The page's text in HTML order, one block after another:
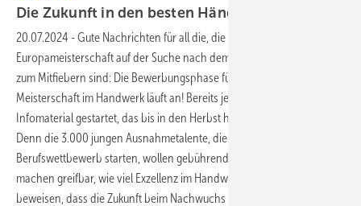
Die Zukunft in den besten Händen
20.07.2024 -Gute Nachrichten für all die, die nach der Fußball-
Europameisterschaft auf der Suche nach dem nächsten Großevent
zum Mitfiebern sind: Die Bewerbungsphase für die Deutsche
Meisterschaft im Handwerk läuft an! Bereits jetzt wird mit frischem
Infomaterial gestartet, das bis in den Herbst hinein erweitert wird.
Denn die 3.000 jungen Ausnahmetalente, die in Europas größten
Berufswettbewerb starten, wollen gebührend gewürdigt werden: Sie
machen greifbar, wie viel Exzellenz im Handwerk steckt – und
beweisen, dass die Zukunft beim Nachwuchs in besten Händen